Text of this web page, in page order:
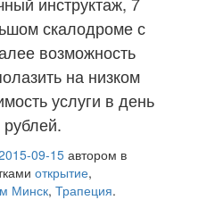
скалодроме с
возможность
на низком
услуги в день
09-15 автором в
открытие,
Минск, Трапеция.